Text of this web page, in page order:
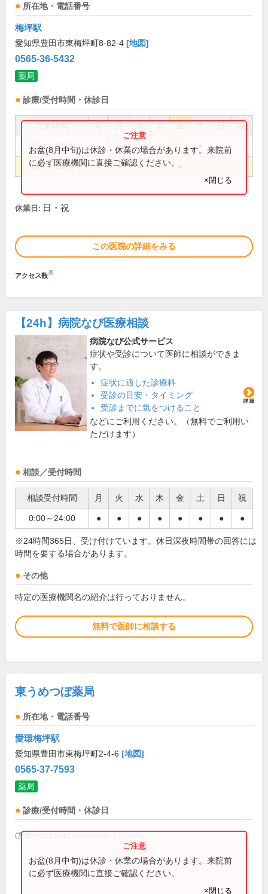
所在地・電話番号
梅坪駅
愛知県豊田市東梅坪町8-82-4 [地図]
0565-36-5432
薬局
診療/受付時間・休診日
祝
8:30～12:00 ●
8:30～19:00 ● ● ●
お盆(8月中旬)は休診・休業の場合があります。来院前
に必ず医療機関に直接ご確認ください。
×閉じる
休業日: 日・祝
この医院の詳細をみる
アクセス数※
【24h】 病院なび医療相談
病院なび公式サービス
症状や受診について医師に相談ができま
す。
症状に適した診療科
受診の目安・タイミング
受診までに気をつけること
などにご利用ください。（無料でご利用い
ただけます）
相談／受付時間
相談受付時間 月 火 水 木 金 土 日 祝
0:00～24:00 ● ● ● ● ● ● ● ●
※24時間365日、受け付けています。休日深夜時間帯の回答には
時間を要する場合があります。
その他
特定の医療機関名の紹介は行っておりません。
無料で医師に相談する
東うめつぼ薬局
所在地・電話番号
愛環梅坪駅
愛知県豊田市東梅坪町2-4-6 [地図]
0565-37-7593
薬局
診療/受付時間・休診日
(営業時間は直接お問い合わせください)
お盆(8月中旬)は休診・休業の場合があります。来院前
に必ず医療機関に直接ご確認ください。
×閉じる